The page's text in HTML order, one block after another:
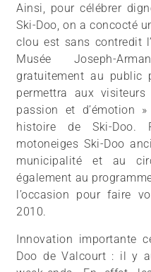
Ainsi, pour célébrer
Ski-Doo, on a concocté
clou est sans contredit
Musée Joseph-
gratuitement au public
permettra aux
passion et d’émotion
histoire de Ski-Doo.
motoneiges Ski-Doo
municipalité et au
également au
l’occasion pour faire
2010.
Innovation importante
Doo de Valcourt : il y